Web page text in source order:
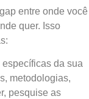
entre onde você
quer. Isso
da sua
metodologias,
pesquise as